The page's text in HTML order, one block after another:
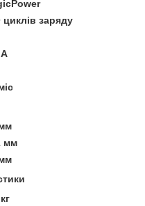
циклів заряду
А
мм